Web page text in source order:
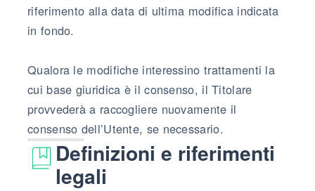
riferimento alla data di ultima modifica indicata
in fondo.
Qualora le modifiche interessino trattamenti la
cui base giuridica è il consenso, il Titolare
provvederà a raccogliere nuovamente il
consenso dell’Utente, se necessario.
Definizioni e riferimenti
legali